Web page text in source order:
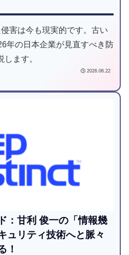
害は今も現実的です。古い
年の日本企業が見直すべき防
ます。
2026.06.22
：甘利 俊一の「情報幾
ュリティ技術へと脈々
！